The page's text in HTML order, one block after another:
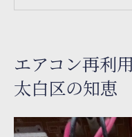
住環境改善
ト
コスト削減を叶
エアコン再利
太白区の知恵